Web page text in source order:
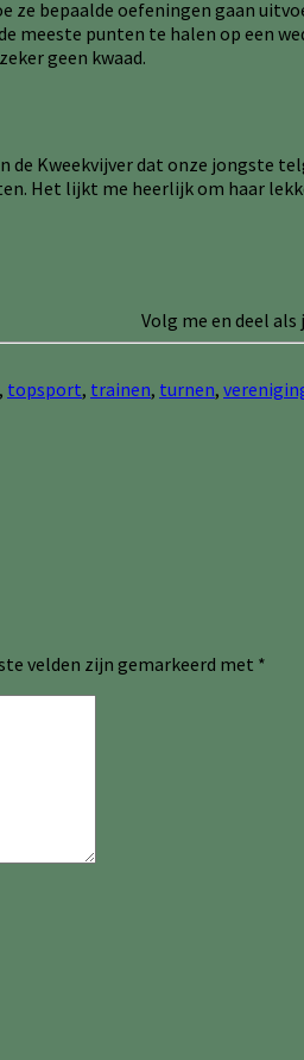
ze bepaalde oefeningen gaan
meeste punten te halen op een
geen kwaad.
Kweekvijver dat onze jongste
Het lijkt me heerlijk om haar
Volg me en deel als
, topsport, trainen, turnen,
velden zijn gemarkeerd met *